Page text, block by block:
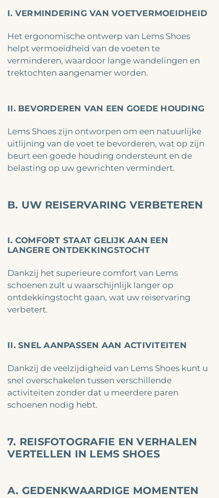
I. VERMINDERING VAN VOETVERMOEIDHEID
Het ergonomische ontwerp van Lems Shoes
helpt vermoeidheid van de voeten te
verminderen, waardoor lange wandelingen en
trektochten aangenamer worden.
II. BEVORDEREN VAN EEN GOEDE HOUDING
Lems Shoes zijn ontworpen om een natuurlijke
uitlijning van de voet te bevorderen, wat op zijn
beurt een goede houding ondersteunt en de
belasting op uw gewrichten vermindert.
B. UW REISERVARING VERBETEREN
I. COMFORT STAAT GELIJK AAN EEN
LANGERE ONTDEKKINGSTOCHT
Dankzij het superieure comfort van Lems
schoenen zult u waarschijnlijk langer op
ontdekkingstocht gaan, wat uw reiservaring
verbetert.
II. SNEL AANPASSEN AAN ACTIVITEITEN
Dankzij de veelzijdigheid van Lems Shoes kunt u
snel overschakelen tussen verschillende
activiteiten zonder dat u meerdere paren
schoenen nodig hebt.
7. REISFOTOGRAFIE EN VERHALEN
VERTELLEN IN LEMS SHOES
A. GEDENKWAARDIGE MOMENTEN